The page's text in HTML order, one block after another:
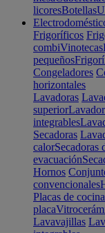
licoresBotellas
Frigoríficos
combiVinotecas
pequeños
Congeladores
horizontales
Lavadoras
superior
integrables
Secadoras
calorSecadoras
evacuación
Hornos
convencionales
Placas de cocina
placa
Lavavajillas